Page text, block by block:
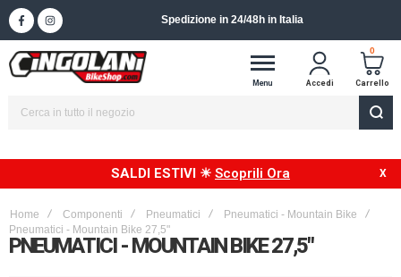
Spedizione in 24/48h in Italia
Menu Accedi
0
Carrello
SALDI ESTIVI ☀ Scoprili Ora
Home Componenti Pneumatici
Pneumatici - Mountain Bike
Pneumatici - Mountain Bike 27,5"
PNEUMATICI - MOUNTAIN BIKE 27,5"